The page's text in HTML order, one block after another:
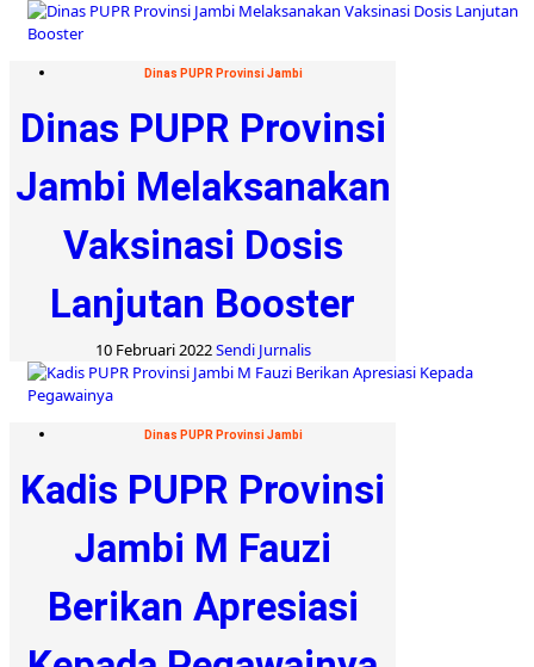
Dinas PUPR Provinsi Jambi
Dinas PUPR Provinsi
Jambi Melaksanakan
Vaksinasi Dosis
Lanjutan Booster
10 Februari 2022Sendi Jurnalis
Dinas PUPR Provinsi Jambi
Kadis PUPR Provinsi
Jambi M Fauzi
Berikan Apresiasi